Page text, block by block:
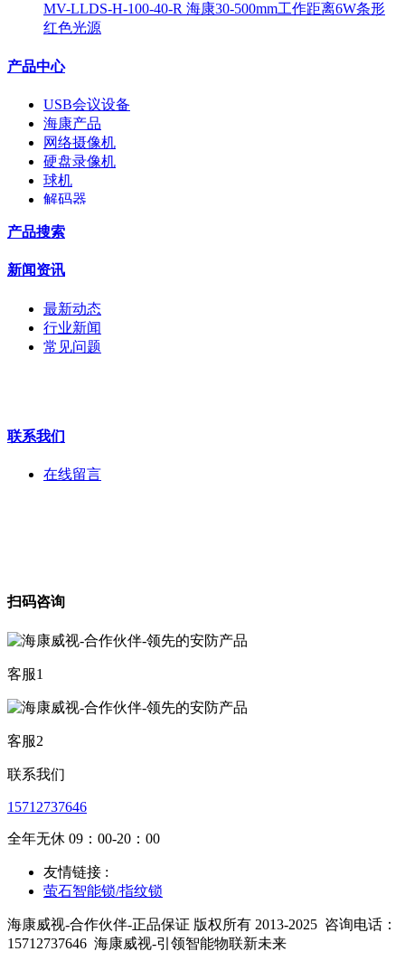
MV-LLDS-H-100-40-R 海康30-500mm工作距离6W条形
红色光源
产品中心
USB会议设备
海康产品
网络摄像机
硬盘录像机
球机
解码器
配件
拼接屏
安检门
工程宝
海康机器人
产品搜索
新闻资讯
最新动态
行业新闻
常见问题
联系我们
在线留言
扫码咨询
客服1
客服2
联系我们
15712737646
全年无休 09：00-20：00
友情链接 :
萤石智能锁/指纹锁
海康威视-合作伙伴-正品保证 版权所有 2013-2025 咨询电话：
15712737646 海康威视-引领智能物联新未来